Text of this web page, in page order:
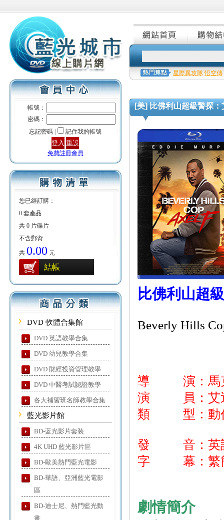
帳號：
密碼：
忘記密碼 |
記住我的帳號
免費註冊會員
您已經訂購：
0 套產品
共 0 片碟片
不含郵資
共 0.00 元
結帳
DVD 軟體合集館
DVD 英語教學合集
DVD 幼兒教學合集
DVD 財經投資管理教學
DVD 中醫考試認證教學
各大補習班名師教學合集
藍光影片館
BD-蓝光影片套装
4K UHD 藍光影片區
BD-歐美熱門藍光電影
BD-華語、亞洲藍光電影
區
BD-迪士尼、熱門藍光動
畫
星際異攻隊 悟空傳
[美] 比佛利山超級警探
比佛利山超
Beverly Hills
導 演：馬克
演 員：艾迪·
類 型：動
發 音：英
字 幕：繁簡
劇情簡介